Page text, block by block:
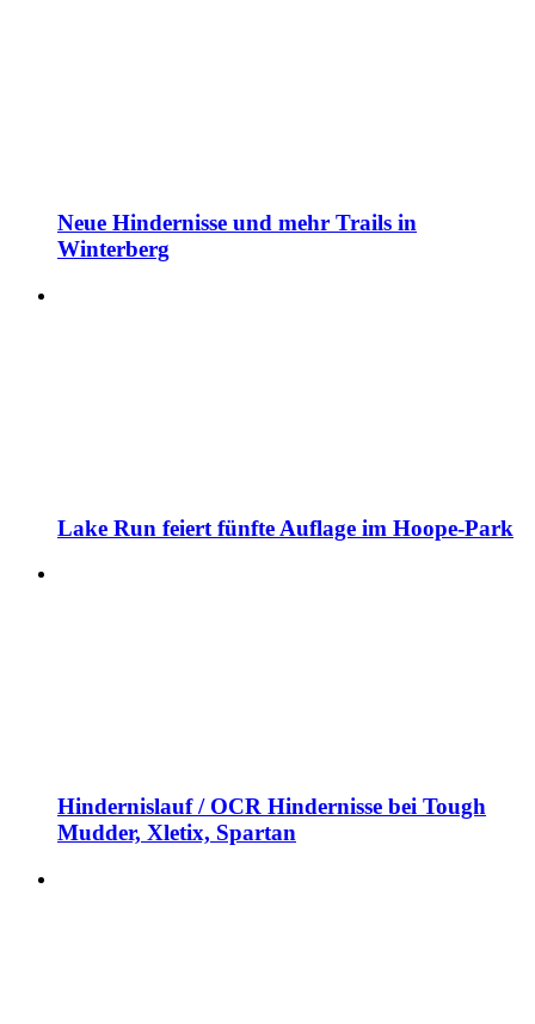
Neue Hindernisse und mehr Trails in
Winterberg
Lake Run feiert fünfte Auflage im Hoope-Park
Hindernislauf / OCR Hindernisse bei Tough
Mudder, Xletix, Spartan